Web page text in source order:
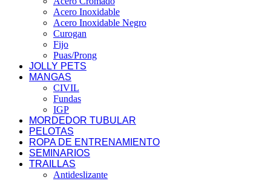
Acero Inoxidable
Acero Inoxidable Negro
Curogan
Fijo
Puas/Prong
JOLLY PETS
MANGAS
CIVIL
Fundas
IGP
MORDEDOR TUBULAR
PELOTAS
ROPA DE ENTRENAMIENTO
SEMINARIOS
TRAILLAS
Antideslizante